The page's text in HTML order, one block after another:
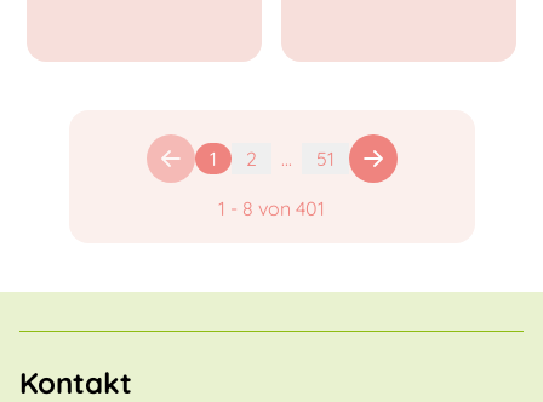
1 2 ... 51
1 - 8 von 401
Kontakt